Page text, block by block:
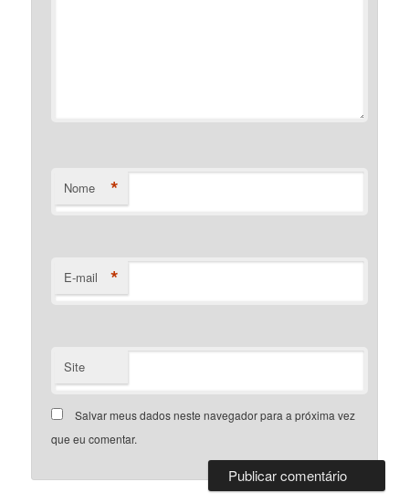
Nome *
E-mail *
Site
Salvar meus dados neste navegador para a próxima vez
que eu comentar.